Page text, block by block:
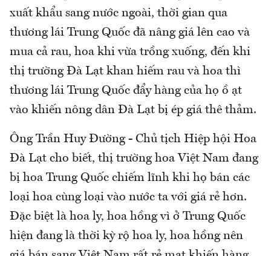
xuất khẩu sang nước ngoài, thời gian qua
thương lái Trung Quốc đã nâng giá lên cao và
mua cả rau, hoa khi vừa trồng xuống, đến khi
thị trường Đà Lạt khan hiếm rau và hoa thì
thương lái Trung Quốc đẩy hàng của họ ồ ạt
vào khiến nông dân Đà Lạt bị ép giá thê thảm.
Ông Trần Huy Đường - Chủ tịch Hiệp hội Hoa
Đà Lạt cho biết, thị trường hoa Việt Nam đang
bị hoa Trung Quốc chiếm lĩnh khi họ bán các
loại hoa cùng loại vào nước ta với giá rẻ hơn.
Đặc biệt là hoa ly, hoa hồng vì ở Trung Quốc
hiện đang là thời kỳ rộ hoa ly, hoa hồng nên